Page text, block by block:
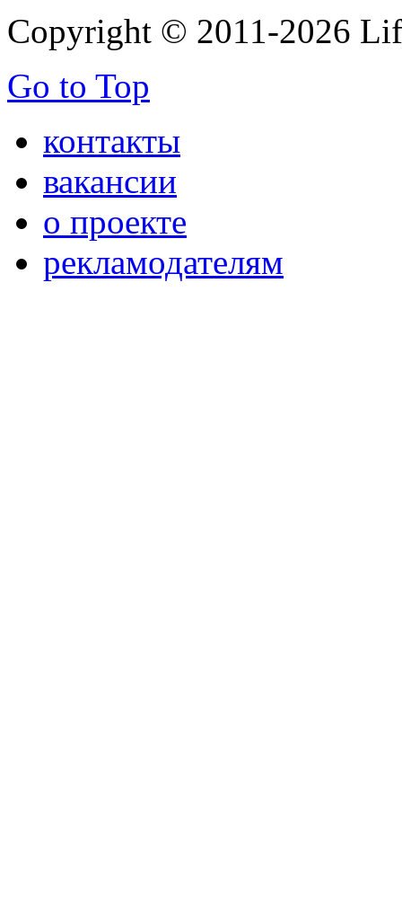
Copyright © 2011-2026
Go to Top
контакты
вакансии
о проекте
рекламодателям